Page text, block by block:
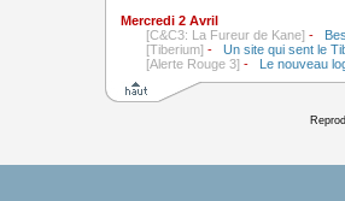
Mercredi 2 Avril
[C&C3: La Fureur de Kane] -
[Tiberium] - Un site qui sent le
[Alerte Rouge 3] - Le nouveau